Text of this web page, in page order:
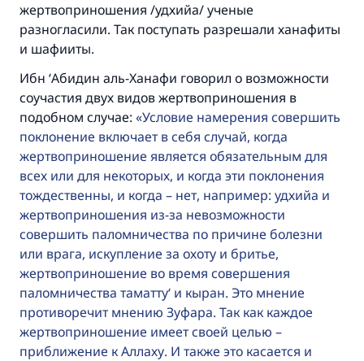
жертвоприношения /удхийа/ ученые
разногласили. Так поступать разрешали ханафиты
и шафииты.
Ибн ‘Абидин аль-Ханафи говорил о возможности
соучастия двух видов жертвоприношения в
подобном случае: Условие намерения совершить
поклонение включает в себя случай, когда
жертвоприношение является обязательным для
всех или для некоторых, и когда эти поклонения
тождественны, и когда – нет, например: удхийа и
жертвоприношения из-за невозможности
совершить паломничества по причине болезни
или врага, искупление за охоту и бритье,
жертвоприношение во время совершения
паломничества таматту‘ и кыран. Это мнение
противоречит мнению Зуфара. Так как каждое
жертвоприношение имеет своей целью –
приближение к Аллаху. И также это касается и